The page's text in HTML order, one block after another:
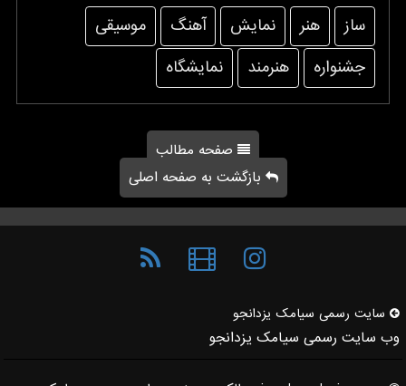
ساز هنر نمایش آهنگ
موسیقی
جشنواره
هنرمند نمایشگاه
صفحه مطالب
بازگشت به صفحه اصلی
سایت رسمی سیامك یزدانجو
وب سایت رسمی سیامک یزدانجو